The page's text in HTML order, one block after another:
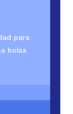
para
bolsa